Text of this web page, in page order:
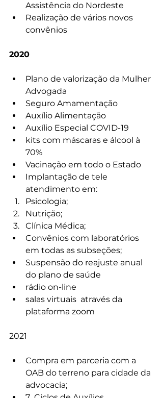
Assistência do Nordeste
Realização de vários novos
convênios
2020
Plano de valorização da Mulher
Advogada
Seguro Amamentação
Auxílio Alimentação
Auxílio Especial COVID-19
kits com máscaras e álcool à
70%
Vacinação em todo o Estado
Implantação de tele
atendimento em:
Psicologia;
Nutrição;
Clínica Médica;
Convênios com laboratórios
em todas as subseções;
Suspensão do reajuste anual
do plano de saúde
rádio on-line
salas virtuais  através da
plataforma zoom
2021
Compra em parceria com a
OAB do terreno para cidade da
advocacia;